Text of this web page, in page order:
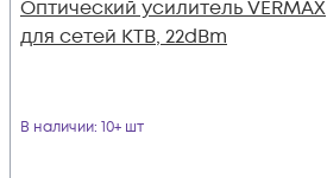
Оптический усилитель VERMAX
для сетей КТВ, 22dBm
В наличии: 10+ шт